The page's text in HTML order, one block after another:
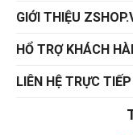
GIỚI THIỆU
HỔ TRỢ KHÁCH
LIÊN HỆ TRỰC TIẾP